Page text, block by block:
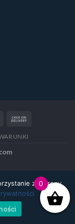
0
ze strony